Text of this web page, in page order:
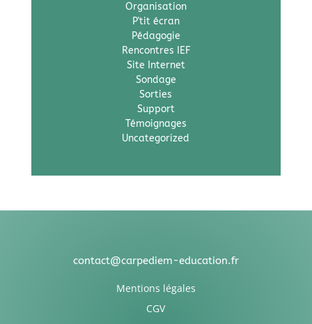
Organisation
P'tit écran
Pédagogie
Rencontres IEF
Site Internet
Sondage
Sorties
Support
Témoignages
Uncategorized
contact@carpediem-education.fr
Mentions légales
CGV